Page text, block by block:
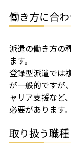
働き方に合
派遣の働き方の
ます。
登録型派遣では
が一般的ですが
ャリア支援など
必要があります。
取り扱う職